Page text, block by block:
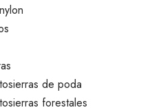
de poda
forestales